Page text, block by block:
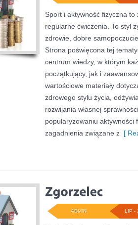
Sport i aktywność fizyczna
regularne ćwiczenia. To styl
zdrowie, dobre
Strona poświęcona tej
centrum wiedzy, w którym
początkujący, jak i
wartościowe materiały
zdrowego stylu życia,
rozwijania własnej
popularyzowaniu aktywności
zagadnienia związane z [
LIP -
ADMIN